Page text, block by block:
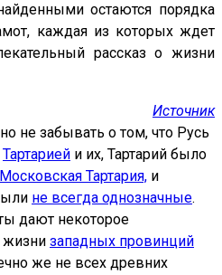
остаются порядка
каждая из которых ждет
рассказ о жизни
Источник
не забывать о том, что Русь
Тартарией и их, Тартарий было
Московская Тартария, и
не всегда однозначные.
дают некоторое
жизни западных провинций
же не всех древних